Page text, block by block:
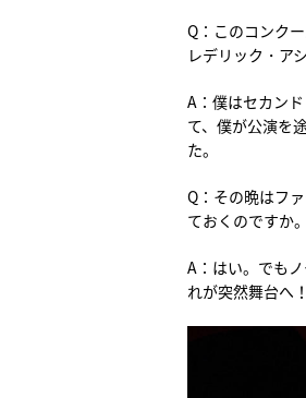
Q：このコンク
レデリック・ア
A：僕はセカン
て、僕が公演を
た。
Q：その晩はフ
ておくのですか
A：はい。でも
れが突然舞台へ